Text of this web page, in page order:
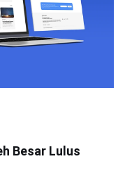
Besar Lulus